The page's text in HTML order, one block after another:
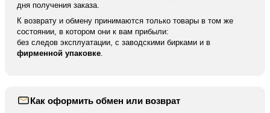
отследить ваше отправление на сайте курьерской
дня получения заказа.
К возврату и обмену принимаются только товары в том же
состоянии, в котором они к вам прибыли:
без следов эксплуатации, с заводскими бирками и в
фирменной упаковке.
Как оформить обмен или возврат